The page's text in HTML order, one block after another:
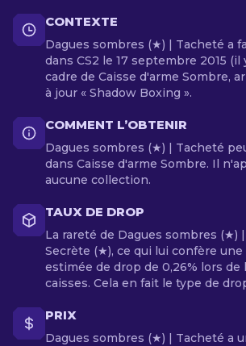
CONTEXTE
Dagues sombres (★) | Tacheté a
dans CS2 le 17 septembre 2015 (il
cadre de Caisse d'arme Sombre,
à jour « Shadow Boxing ».
COMMENT L’OBTENIR
Dagues sombres (★) | Tacheté
dans Caisse d'arme Sombre. Il
aucune collection.
TAUX DE DROP
La rareté de Dagues sombres (★)
Secrète (★), ce qui lui confère
estimée de drop de 0,26% lors de
caisses. Cela en fait le type de
PRIX
Dagues sombres (★) | Tacheté a